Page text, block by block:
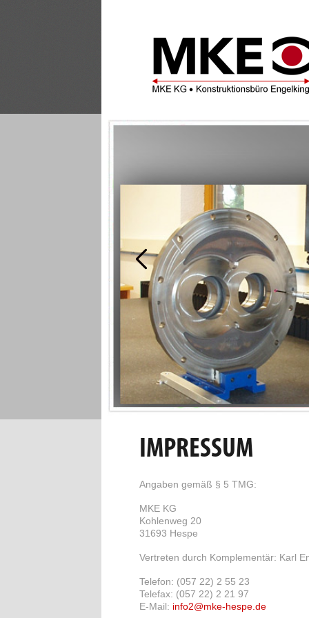
IMPRESSUM
Angaben gemäß § 5 TMG:
MKE KG
Kohlenweg 20
31693 Hespe
Vertreten durch Komplementär: Karl
Telefon: (057 22) 2 55 23
Telefax: (057 22) 2 21 97
E-Mail: info2@mke-hespe.de